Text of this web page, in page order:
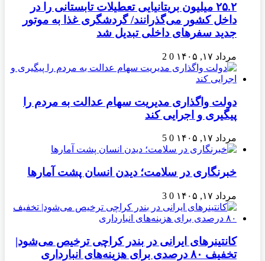
۲۵.۲ میلیون بریتانیایی تعطیلات تابستانی را در
داخل کشور می‌گذرانند/ گردشگری غذا به موتور
جدید سفرهای داخلی تبدیل شد
مرداد ۱۷, ۱۴۰۵ 0
2
دولت واگذاری مدیریت سهام عدالت به مردم را
پیگیری و اجرایی کند
مرداد ۱۷, ۱۴۰۵ 0
5
خبرنگاری در سلامت؛ دیدن انسان پشت آمارها
مرداد ۱۷, ۱۴۰۵ 0
3
کانتینرهای ایرانی در بندر کراچی ترخیص می‌شود|
تخفیف ۸۰ درصدی برای هزینه‌های انبارداری